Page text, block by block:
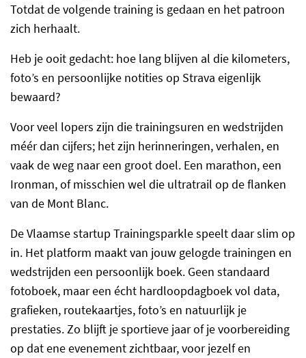
Totdat de volgende training is gedaan en het patroon
zich herhaalt.
Heb je ooit gedacht: hoe lang blijven al die kilometers,
foto’s en persoonlijke notities op Strava eigenlijk
bewaard?
Voor veel lopers zijn die trainingsuren en wedstrijden
méér dan cijfers; het zijn herinneringen, verhalen, en
vaak de weg naar een groot doel. Een marathon, een
Ironman, of misschien wel die ultratrail op de flanken
van de Mont Blanc.
De Vlaamse startup Trainingsparkle speelt daar slim op
in. Het platform maakt van jouw gelogde trainingen en
wedstrijden een persoonlijk boek. Geen standaard
fotoboek, maar een écht hardloopdagboek vol data,
grafieken, routekaartjes, foto’s en natuurlijk je
prestaties. Zo blijft je sportieve jaar of je voorbereiding
op dat ene evenement zichtbaar, voor jezelf en